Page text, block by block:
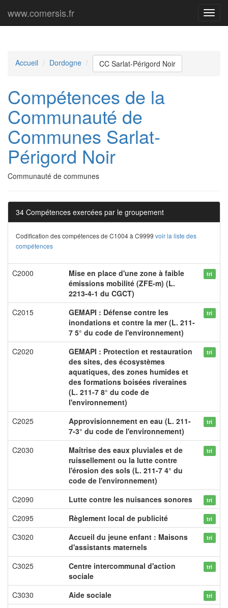
Menu
www.comersis.fr
Accueil Dordogne CC Sarlat-Périgord Noir
Compétences de la
Communauté de
Communes Sarlat-
Périgord Noir
Communauté de communes
34 Compétences exercées par le groupement
Codification des compétences de C1004 à C9999 voir la liste des
compétences
C2000
Mise en place d'une zone à faible
émissions mobilité (ZFE-m) (L.
2213-4-1 du CGCT)
tri
C2015
GEMAPI : Défense contre les
inondations et contre la mer (L. 211-
7 5° du code de l'environnement)
tri
C2020
GEMAPI : Protection et restauration
des sites, des écosystèmes
aquatiques, des zones humides et
des formations boisées riveraines
(L. 211-7 8° du code de
l'environnement)
tri
C2025
Approvisionnement en eau (L. 211-
7-3° du code de l'environnement)
tri
C2030
Maîtrise des eaux pluviales et de
ruissellement ou la lutte contre
l'érosion des sols (L. 211-7 4° du
code de l'environnement)
tri
C2090 Lutte contre les nuisances sonores tri
C2095 Règlement local de publicité tri
C3020
Accueil du jeune enfant : Maisons
d'assistants maternels
tri
C3025
Centre intercommunal d'action
sociale
tri
C3030 Aide sociale tri